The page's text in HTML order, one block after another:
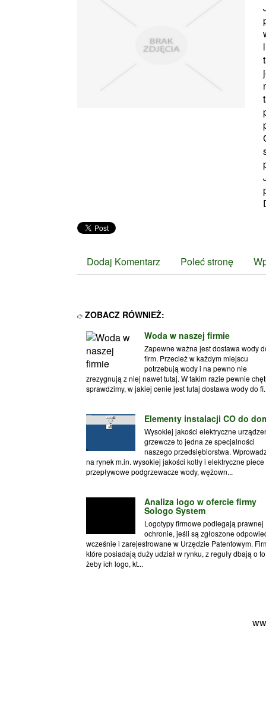
Dodaj Komentarz Poleć stronę
ZOBACZ RÓWNIEŻ:
Woda w naszej firmie
Zapewne ważna jest dostawa wody
firm. Przecież w każdym miejscu
potrzebują wody i na pewno nie
zrezygnują z niej nawet tutaj. W takim razie pewnie
sprawdzimy, w jakiej cenie jest tutaj dostawa wody do
Elementy instalacji CO do
Wysokiej jakości elektryczne
grzewcze to jedna ze specjalności
naszego przedsiębiorstwa.
na rynek m.in. wysokiej jakości kotły i elektryczne piece
przepływowe podgrzewacze wody, wężown...
Analiza logo w ofercie firmy
Sologo System
Logotypy firmowe podlegają prawnej
ochronie, jeśli są zgłoszone
wcześnie i zarejestrowane w Urzędzie Patentowym.
które posiadają duży udział w rynku, z reguły dbają o
żeby ich logo, kt...